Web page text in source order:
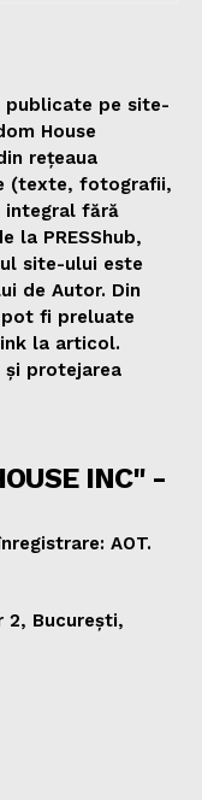
pe site-
House
rețeaua
(texte, fotografii,
integral fără
la PRESShub,
site-ului este
de Autor. Din
pot fi preluate
la articol.
și protejarea
INC" -
AOT.
2, București,